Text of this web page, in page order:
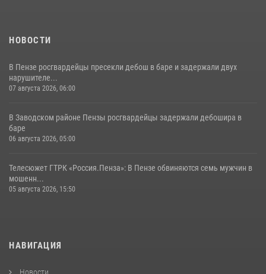
НОВОСТИ
В Пензе росгвардейцы пресекли дебош в баре и задержали двух
нарушителе...
07 августа 2026, 06:00
В Заводском районе Пензы росгвардейцы задержали дебошира в
баре
06 августа 2026, 05:00
Телесюжет ГТРК «Россия.Пенза»: В Пензе обвиняются семь мужчин в
мошенн...
05 августа 2026, 15:50
НАВИГАЦИЯ
Новости